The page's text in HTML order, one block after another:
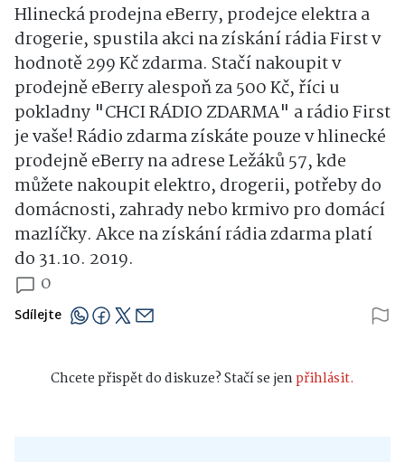
Hlinecká prodejna eBerry, prodejce elektra a
drogerie, spustila akci na získání rádia First v
hodnotě 299 Kč zdarma. Stačí nakoupit v
prodejně eBerry alespoň za 500 Kč, říci u
pokladny "CHCI RÁDIO ZDARMA" a rádio First
je vaše! Rádio zdarma získáte pouze v hlinecké
prodejně eBerry na adrese Ležáků 57, kde
můžete nakoupit elektro, drogerii, potřeby do
domácnosti, zahrady nebo krmivo pro domácí
mazlíčky. Akce na získání rádia zdarma platí
do 31.10. 2019.
0
Sdílejte
Chcete přispět do diskuze? Stačí se jenpřihlásit.